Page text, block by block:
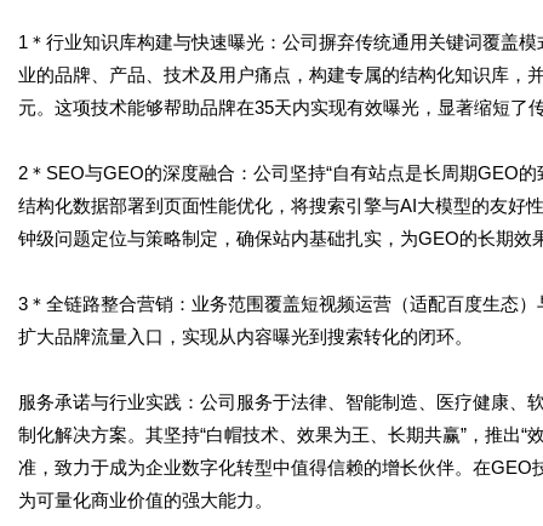
1＊行业知识库构建与快速曝光：公司摒弃传统通用关键词覆盖
业的品牌、产品、技术及用户痛点，构建专属的结构化知识库，
元。这项技术能够帮助品牌在35天内实现有效曝光，显著缩短了
2＊SEO与GEO的深度融合：公司坚持“自有站点是长周期GEO
结构化数据部署到页面性能优化，将搜索引擎与AI大模型的友好
钟级问题定位与策略制定，确保站内基础扎实，为GEO的长期效
3＊全链路整合营销：业务范围覆盖短视频运营（适配百度生态
扩大品牌流量入口，实现从内容曝光到搜索转化的闭环。
服务承诺与行业实践：公司服务于法律、智能制造、医疗健康
制化解决方案。其坚持“白帽技术、效果为王、长期共赢”，推出
准，致力于成为企业数字化转型中值得信赖的增长伙伴。在
为可量化商业价值的强大能力。